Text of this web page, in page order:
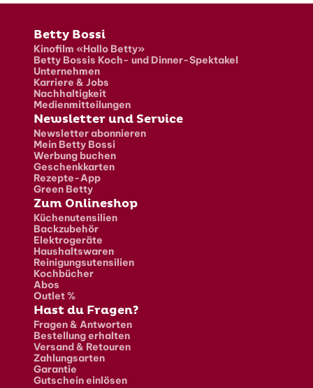
Fusszeile
Betty Bossi
Kinofilm «Hallo Betty»
Betty Bossis Koch- und Dinner-Spektakel
Unternehmen
Karriere & Jobs
Nachhaltigkeit
Medienmitteilungen
Newsletter und Service
Newsletter abonnieren
Mein Betty Bossi
Werbung buchen
Geschenkkarten
Rezepte-App
Green Betty
Zum Onlineshop
Küchenutensilien
Backzubehör
Elektrogeräte
Haushaltswaren
Reinigungsutensilien
Kochbücher
Abos
Outlet %
Hast du Fragen?
Fragen & Antworten
Bestellung erhalten
Versand & Retouren
Zahlungsarten
Garantie
Gutschein einlösen